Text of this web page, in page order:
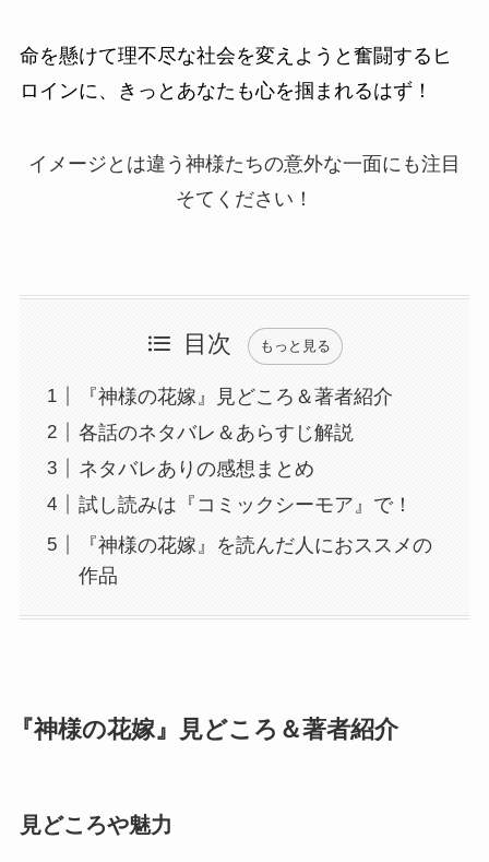
命を懸けて理不尽な社会を変えようと奮闘するヒ
ロインに、きっとあなたも心を掴まれるはず！
イメージとは違う神様たちの意外な一面にも注目
そてください！
目次 もっと見る
『神様の花嫁』見どころ＆著者紹介
各話のネタバレ＆あらすじ解説
ネタバレありの感想まとめ
試し読みは『コミックシーモア』で！
『神様の花嫁』を読んだ人におススメの
作品
『神様の花嫁』見どころ＆著者紹介
見どころや魅力